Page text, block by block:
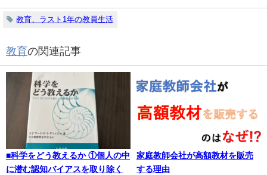
教育、ラスト1年の教員生活
教育の関連記事
■科学をどう教えるか ①個人の中
に潜む認知バイアスを取り除く
家庭教師会社が高額教材を販売
する理由